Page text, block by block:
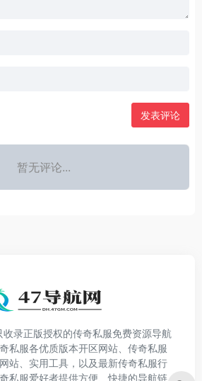
发表评论
暂无评论...
录正版授权的传奇私服免费资源导航
私服各优质版本开区网站、传奇私服
站、实用工具，以及最新传奇私服行
私服爱好者提供方便、快捷的导航链